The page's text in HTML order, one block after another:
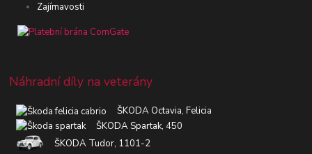
Zajímavosti
Náhradní díly na veterány
ŠKODA Octavia, Felicia
ŠKODA Spartak, 450
ŠKODA Tudor, 1101-2